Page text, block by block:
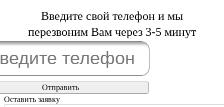
Введите свой телефон и мы
перезвоним Вам через 3-5 минут
Оставить заявку